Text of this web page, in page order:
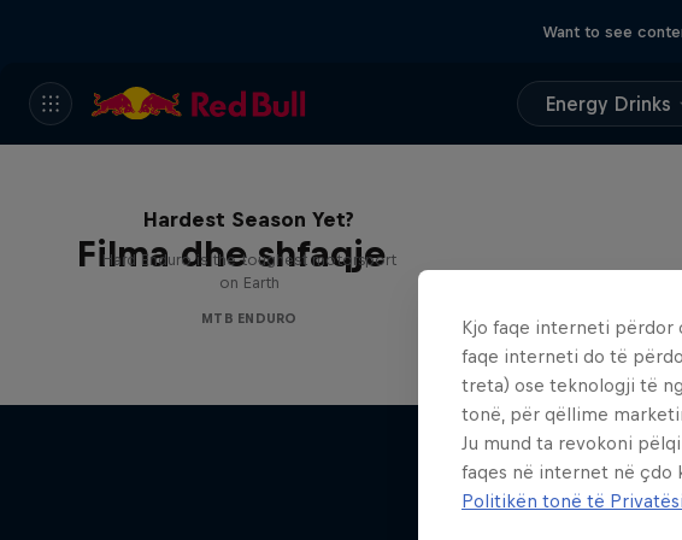
Want to see
Energy Drinks
Filma dhe shfaqje
Hardest Season Yet?
Hard Enduro is the toughest motorsport
on Earth
MTB ENDURO
Kjo faqe interneti përdor
faqe interneti do të
treta) ose teknologji të
tonë, për qëllime
Ju mund ta revokoni
faqes në internet në çdo
Politikën tonë të